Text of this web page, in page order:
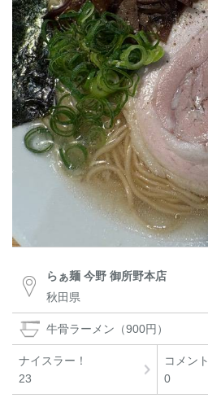
らぁ麺 今野 御所野本店
秋田県
牛骨ラーメン（900円）
ナイスラー！
23
コメント
0